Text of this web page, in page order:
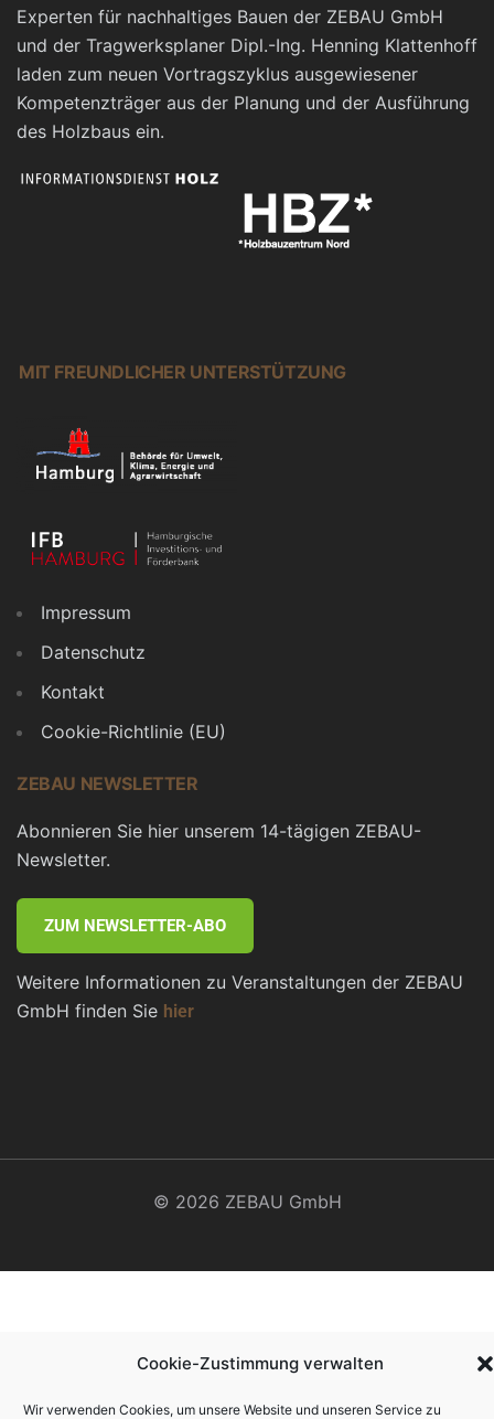
Cookie-Zustimmung verwalten
Wir verwenden Cookies, um unsere Website und unseren Service zu
Experten für nachhaltiges Bauen der ZEBAU GmbH
und der Tragwerksplaner Dipl.-Ing. Henning Klattenhoff
laden zum neuen Vortragszyklus ausgewiesener
Kompetenzträger aus der Planung und der Ausführung
des Holzbaus ein.
MIT FREUNDLICHER UNTERSTÜTZUNG
Impressum
Datenschutz
Kontakt
Cookie-Richtlinie (EU)
ZEBAU NEWSLETTER
Abonnieren Sie hier unserem 14-tägigen ZEBAU-
Newsletter.
ZUM NEWSLETTER-ABO
Weitere Informationen zu Veranstaltungen der ZEBAU
GmbH finden Sie hier
© 2026 ZEBAU GmbH